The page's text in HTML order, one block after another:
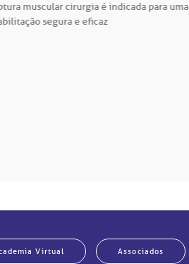
muscular cirurgia é indicada para uma
segura e eficaz
Virtual Associados